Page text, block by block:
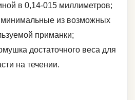
в 0,14-015 миллиметров;
из возможных
приманки;
достаточного веса для
на течении.